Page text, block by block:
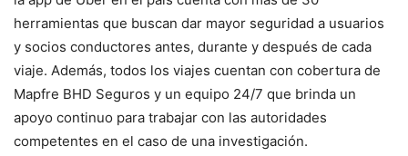
herramientas que buscan dar mayor seguridad a usuarios
y socios conductores antes, durante y después de cada
viaje. Además, todos los viajes cuentan con cobertura de
Mapfre BHD Seguros y un equipo 24/7 que brinda un
apoyo continuo para trabajar con las autoridades
competentes en el caso de una investigación.